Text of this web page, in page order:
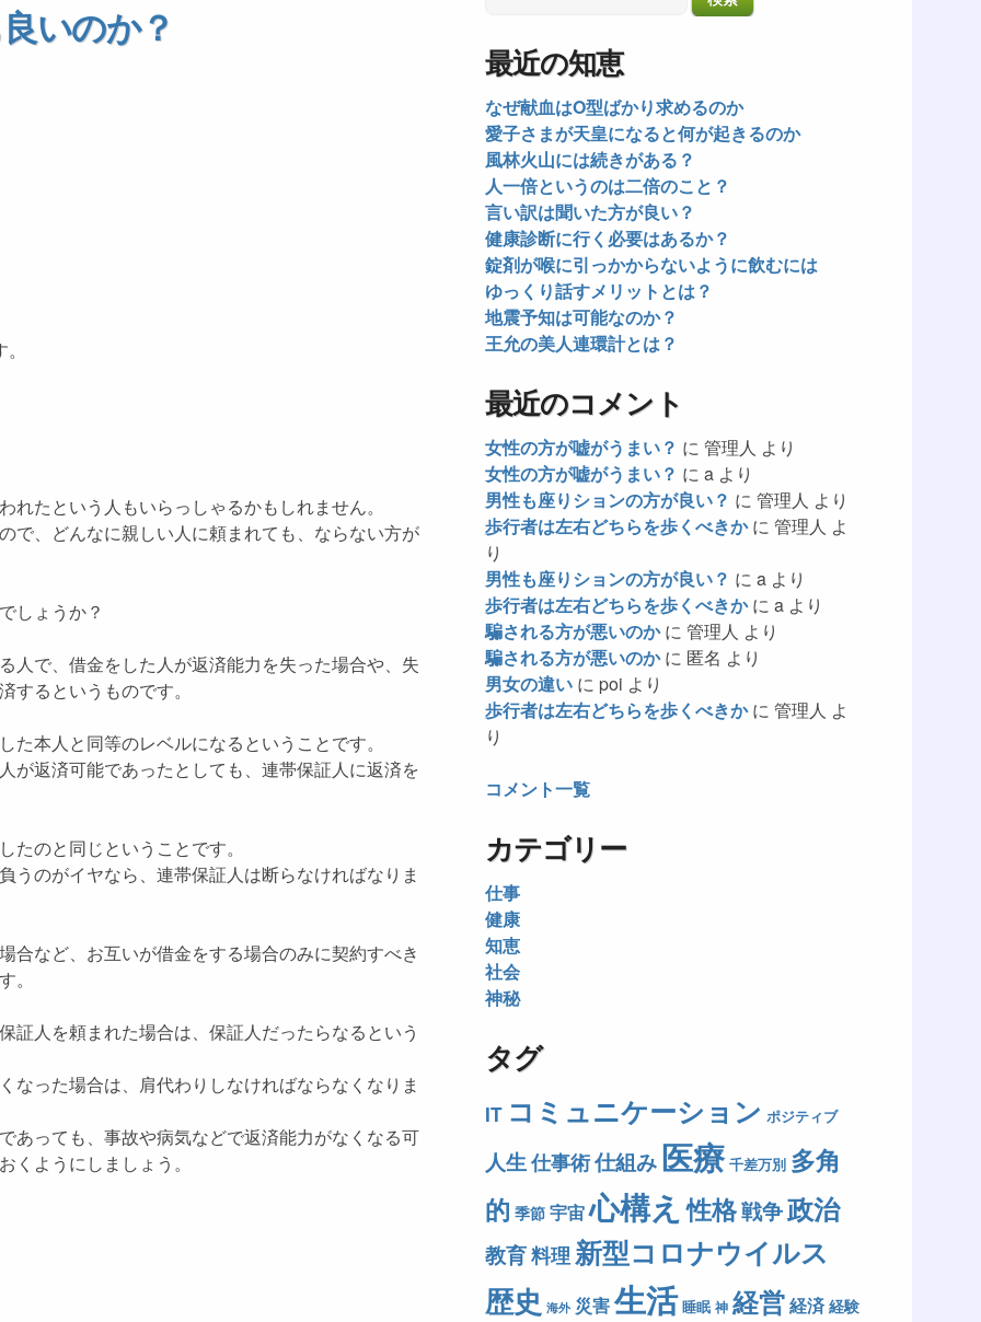
いのか？
たという人もいらっしゃるかもしれません。
で、どんなに親しい人に頼まれても、ならない方が
しょうか？
人で、借金をした人が返済能力を失った場合や、失
るというものです。
本人と同等のレベルになるということです。
が返済可能であったとしても、連帯保証人に返済を
のと同じということです。
うのがイヤなら、連帯保証人は断らなければなりま
合など、お互いが借金をする場合のみに契約すべき
。
証人を頼まれた場合は、保証人だったらなるという
なった場合は、肩代わりしなければならなくなりま
あっても、事故や病気などで返済能力がなくなる可
ようにしましょう。
最近の知恵
なぜ献血はO型ばかり求めるのか
愛子さまが天皇になると何が起きるのか
風林火山には続きがある？
人一倍というのは二倍のこと？
言い訳は聞いた方が良い？
健康診断に行く必要はあるか？
錠剤が喉に引っかからないように飲むには
ゆっくり話すメリットとは？
地震予知は可能なのか？
王允の美人連環計とは？
最近のコメント
女性の方が嘘がうまい？ に 管理人 より
女性の方が嘘がうまい？ に a より
男性も座りションの方が良い？ に 管理人 より
歩行者は左右どちらを歩くべきかに 管理人 よ
り
男性も座りションの方が良い？ に a より
歩行者は左右どちらを歩くべきかに a より
騙される方が悪いのかに 管理人 より
騙される方が悪いのかに 匿名 より
男女の違い に poi より
歩行者は左右どちらを歩くべきかに 管理人 よ
り
コメント一覧
カテゴリー
仕事
健康
知恵
社会
神秘
タグ
IT コミュニケーション ポジティブ
人生仕事術仕組み医療 千差万別 多角
的 季節 宇宙心構え 性格戦争政治
教育料理 新型コロナウイルス
歴史 海外 災害生活 睡眠 神 経営経済 経験